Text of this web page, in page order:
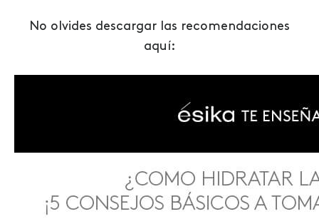
No olvides descargar las recomendaciones
aquí: